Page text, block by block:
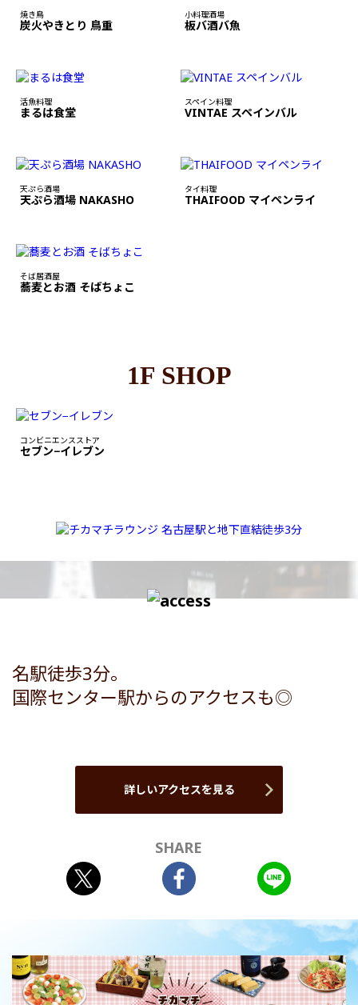
焼き鳥
炭火やきとり 鳥重
小料理酒場
板バ酒バ魚
活魚料理
まるは食堂
スペイン料理
VINTAE スペインバル
天ぷら酒場
天ぷら酒場 NAKASHO
タイ料理
THAIFOOD マイペンライ
そば居酒屋
蕎麦とお酒 そばちょこ
1F SHOP
コンビニエンスストア
セブン−イレブン
名駅徒歩3分。
国際センター駅からのアクセスも◎
詳しいアクセスを見る
SHARE